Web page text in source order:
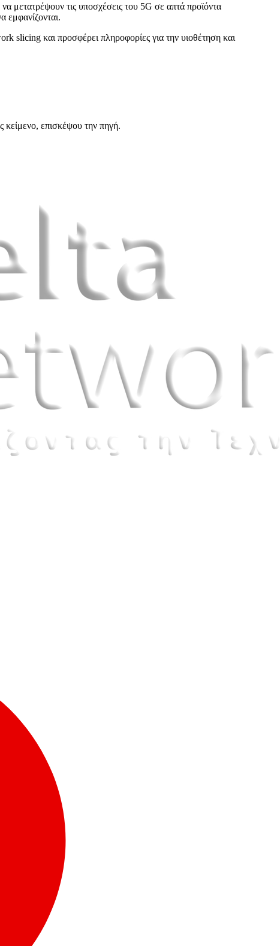
μετατρέψουν τις υποσχέσεις του 5G σε απτά προϊόντα
εμφανίζονται.
slicing και προσφέρει πληροφορίες για την υιοθέτηση και
επισκέψου την πηγή.